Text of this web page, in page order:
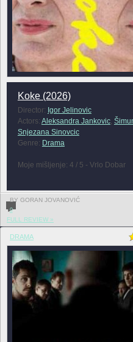
Koke (2026)
Director: Igor Jelinovic
Actors: Aleksandra Jankovic,
Snjezana Sinovcic
Genre: Drama
Moje mišljenje: 4 / 5 - Vrlo Dobar
BY GORAN JOVANOVIĆ
0
FULL REVIEW »
DRAMA